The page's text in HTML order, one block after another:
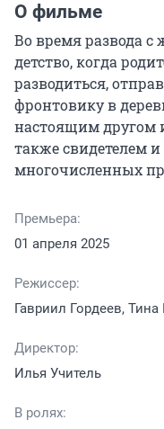
О фильме
Во время развода
детство, когда
разводиться,
фронтовику в
настоящим другом
также свидетелем
многочисленных
Премьера:
01 апреля 2025
Режиссер:
Гавриил Гордеев,
Директор:
Илья Учитель
В ролях: